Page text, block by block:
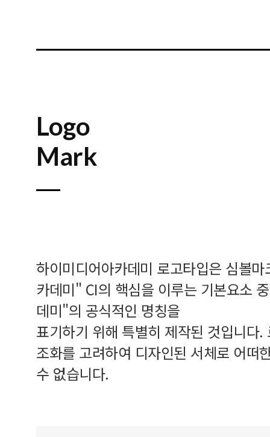
Logo
Mark
하이미디어아카데미 로고타입은 심볼
카데미" CI의 핵심을 이루는 기본요소
데미"의 공식적인 명칭을
표기하기 위해 특별히 제작된 것입니다
조화를 고려하여 디자인된 서체로 어떠
수 없습니다.